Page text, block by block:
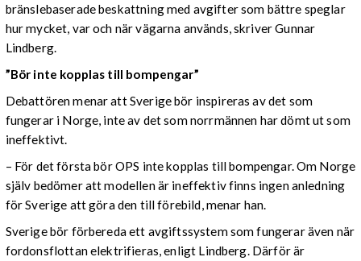
bränslebaserade beskattning med avgifter som bättre speglar
hur mycket, var och när vägarna används, skriver Gunnar
Lindberg.
”Bör inte kopplas till bompengar”
Debattören menar att Sverige bör inspireras av det som
fungerar i Norge, inte av det som norrmännen har dömt ut som
ineffektivt.
– För det första bör OPS inte kopplas till bompengar. Om Norge
själv bedömer att modellen är ineffektiv finns ingen anledning
för Sverige att göra den till förebild, menar han.
Sverige bör förbereda ett avgiftssystem som fungerar även när
fordonsflottan elektrifieras, enligt Lindberg. Därför är